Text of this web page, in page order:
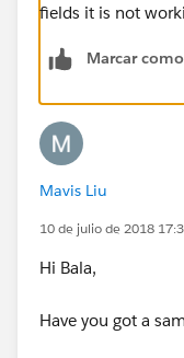
fields it is not
Marcar
Mavis Liu
10 de julio de 2018
Hi Bala,
Have you got a